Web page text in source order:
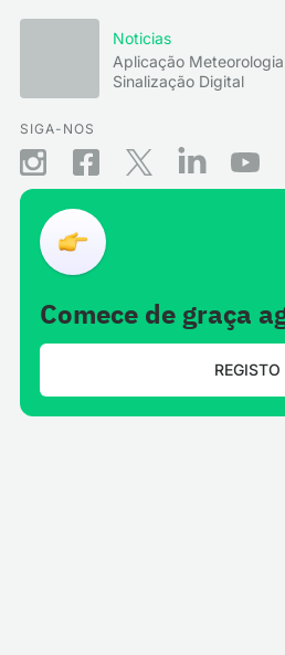
Noticias
Aplicação
Sinalização Digital
SIGA-NOS
Comece de graça
REGISTO